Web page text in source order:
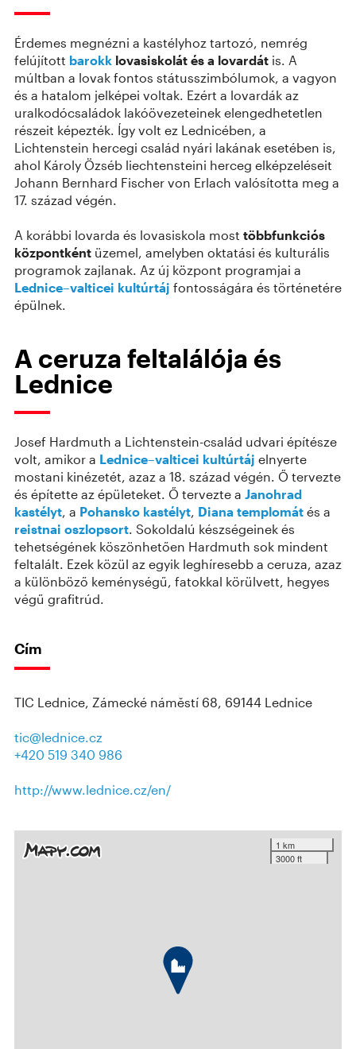
Érdemes megnézni a kastélyhoz tartozó, nemrég
felújított barokk lovasiskolát és a lovardát is. A
múltban a lovak fontos státusszimbólumok, a vagyon
és a hatalom jelképei voltak. Ezért a lovardák az
uralkodócsaládok lakóövezeteinek elengedhetetlen
részeit képezték. Így volt ez Lednicében, a
Lichtenstein hercegi család nyári lakának esetében is,
ahol Károly Özséb liechtensteini herceg elképzeléseit
Johann Bernhard Fischer von Erlach valósította meg a
17. század végén.
A korábbi lovarda és lovasiskola most többfunkciós
központként üzemel, amelyben oktatási és kulturális
programok zajlanak. Az új központ programjai a
Lednice–valticei kultúrtáj fontosságára és történetére
épülnek.
A ceruza feltalálója és
Lednice
Josef Hardmuth a Lichtenstein-család udvari építésze
volt, amikor a Lednice–valticei kultúrtáj elnyerte
mostani kinézetét, azaz a 18. század végén. Ő tervezte
és építette az épületeket. Ő tervezte a Janohrad
kastélyt, a Pohansko kastélyt, Diana templomát és a
reistnai oszlopsort. Sokoldalú készségeinek és
tehetségének köszönhetően Hardmuth sok mindent
feltalált. Ezek közül az egyik leghíresebb a ceruza, azaz
a különböző keménységű, fatokkal körülvett, hegyes
végű grafitrúd.
Cím
TIC Lednice, Zámecké náměstí 68, 69144 Lednice
tic@lednice.cz
+420 519 340 986
http://www.lednice.cz/en/
1 km
3000 ft